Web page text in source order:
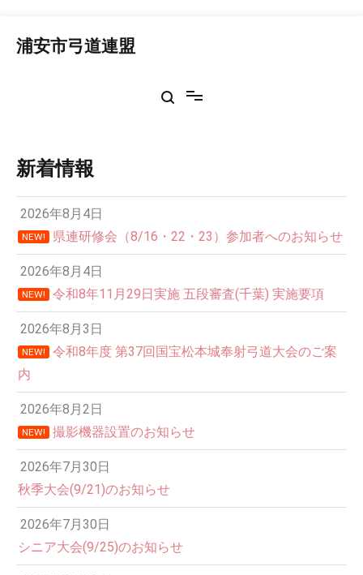
浦安市弓道連盟
新着情報
2026年8月4日
NEW! 県連研修会（8/16・22・23）参加者へのお知らせ
2026年8月4日
NEW! 令和8年11月29日実施 五段審査(千葉) 実施要項
2026年8月3日
NEW!
令和8年度 第37回国宝松本城奉射弓道大会のご案
内
2026年8月2日
NEW! 撮影機器設置のお知らせ
2026年7月30日
秋季大会(9/21)のお知らせ
2026年7月30日
シニア大会(9/25)のお知らせ